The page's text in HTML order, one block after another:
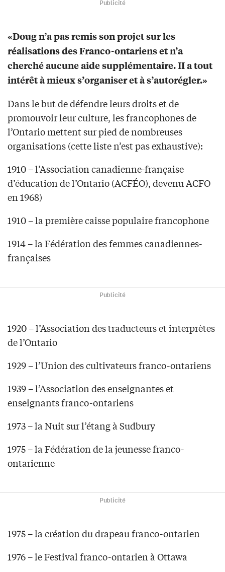
Publicité
«Doug n’a pas remis son projet sur les
réalisations des Franco-ontariens et n’a
cherché aucune aide supplémentaire. II a tout
intérêt à mieux s’organiser et à s’autorégler.»
Dans le but de défendre leurs droits et de
promouvoir leur culture, les francophones de
l’Ontario mettent sur pied de nombreuses
organisations (cette liste n’est pas exhaustive):
1910 – l’Association canadienne-française
d’éducation de l’Ontario (ACFÉO), devenu ACFO
en 1968)
1910 – la première caisse populaire francophone
1914 – la Fédération des femmes canadiennes-
françaises
Publicité
1920 – l’Association des traducteurs et interprètes
de l’Ontario
1929 – l’Union des cultivateurs franco-ontariens
1939 – l’Association des enseignantes et
enseignants franco-ontariens
1973 – la Nuit sur l’étang à Sudbury
1975 – la Fédération de la jeunesse franco-
ontarienne
Publicité
1975 – la création du drapeau franco-ontarien
1976 – le Festival franco-ontarien à Ottawa